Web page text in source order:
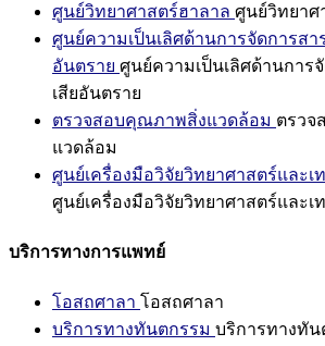
ศูนย์วิทยาศาสตร์ฮาลาล ศูนย์วิทยาศ
ศูนย์ความเป็นเลิศด้านการจัดการสา
อันตราย ศูนย์ความเป็นเลิศด้านการ
เสียอันตราย
ตรวจสอบคุณภาพสิ่งแวดล้อม ตรวจ
แวดล้อม
ศูนย์เครื่องมือวิจัยวิทยาศาสตร์และเ
ศูนย์เครื่องมือวิจัยวิทยาศาสตร์และเ
บริการทางการแพทย์
โอสถศาลา โอสถศาลา
บริการทางทันตกรรม บริการทางทัน